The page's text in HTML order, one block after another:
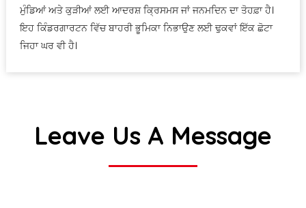
ਮੁੰਡਿਆਂ ਅਤੇ ਕੁੜੀਆਂ ਲਈ ਆਦਰਸ਼ ਕ੍ਰਿਸਮਸ ਜਾਂ ਜਨਮਦਿਨ ਦਾ ਤੋਹਫ਼ਾ ਹੈ।
ਇਹ ਕਿੰਡਰਗਾਰਟਨ ਵਿੱਚ ਬਾਹਰੀ ਭੂਮਿਕਾ ਨਿਭਾਉਣ ਲਈ ਢੁਕਵਾਂ ਇੱਕ ਛੋਟਾ
ਜਿਹਾ ਘਰ ਵੀ ਹੈ।
Leave Us A Message